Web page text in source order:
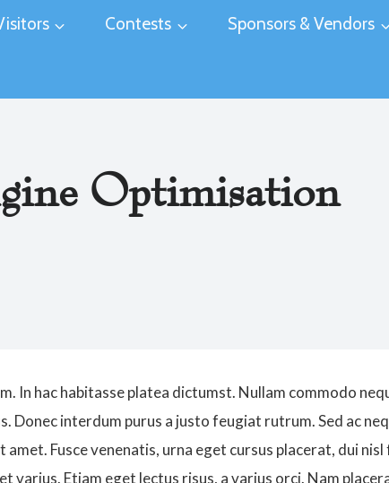
Contests Sponsors & Vendors
Optimisation
In hac habitasse platea dictumst. Nullam commodo
interdum purus a justo feugiat rutrum. Sed ac
Fusce venenatis, urna eget cursus placerat, dui
varius. Etiam eget lectus risus, a varius orci. Nam